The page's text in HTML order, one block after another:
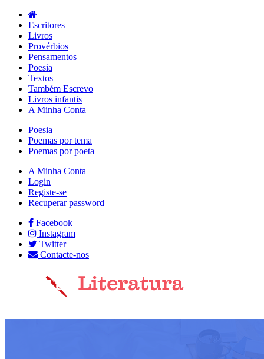
Escritores
Livros
Provérbios
Pensamentos
Poesia
Textos
Também Escrevo
Livros infantis
A Minha Conta
Poesia
Poemas por tema
Poemas por poeta
A Minha Conta
Login
Registe-se
Recuperar password
Facebook
Instagram
Twitter
Contacte-nos